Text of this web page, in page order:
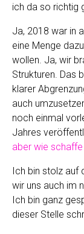
ich da so richtig
Ja, 2018 war in
eine Menge
wollen. Ja, wir
Strukturen. Das
klarer
auch
noch einmal
Jahres
aber wie
Ich bin stolz auf
wir uns auch im
Ich bin ganz
dieser Stelle